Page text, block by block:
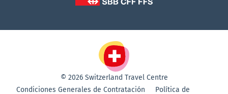
© 2026 Switzerland Travel Centre
Condiciones Generales de Contratación
Política de